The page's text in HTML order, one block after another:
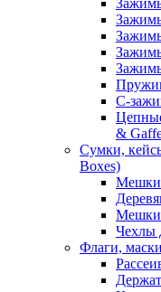
С-
&
Сумки,
Boxes)
Мешки
Мешки
Чехлы
Флаги,